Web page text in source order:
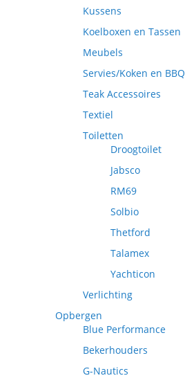
Kussens
Koelboxen en Tassen
Meubels
Servies/Koken en BBQ
Teak Accessoires
Textiel
Toiletten
Droogtoilet
Jabsco
RM69
Solbio
Thetford
Talamex
Yachticon
Verlichting
Opbergen
Blue Performance
Bekerhouders
G-Nautics